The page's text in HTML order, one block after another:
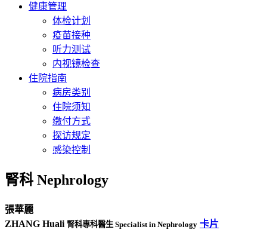
健康管理
体检计划
疫苗接种
听力测试
内视镜检查
住院指南
病房类别
住院须知
缴付方式
探访规定
感染控制
腎科 Nephrology
張華麗
ZHANG Huali 腎科專科醫生 Specialist in Nephrology 卡片